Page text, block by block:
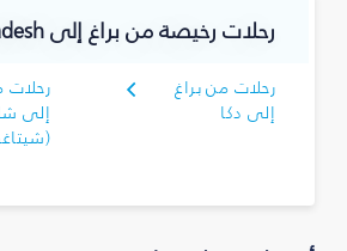
رحلات رخيصة من براغ إلى Bangladesh
رحلات من براغ
إلى دكا
رحلات
إلى